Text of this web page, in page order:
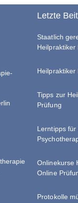
Letzte
Staatlich
Heilpraktiker
Heilpraktiker
Tipps zur
Prüfung
Lerntipps
Onlinekurse
Online
Protokolle